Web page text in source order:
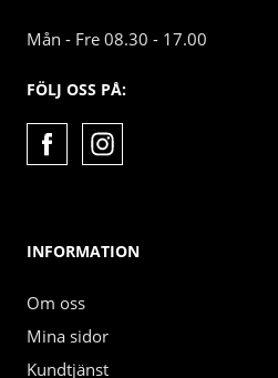
Mån - Fre 08.30 - 17.00
FÖLJ OSS PÅ:
INFORMATION
Om oss
Mina sidor
Kundtjänst